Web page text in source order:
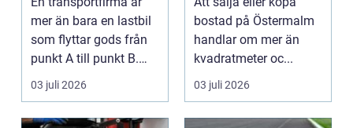
leveranser
mer än bara en lastbil
som flyttar gods från
punkt A till punkt B.
Rätt partner...
03 juli 2026
bostadsaffär
bostad på Östermalm
handlar om mer än
kvadratmeter oc...
03 juli 2026